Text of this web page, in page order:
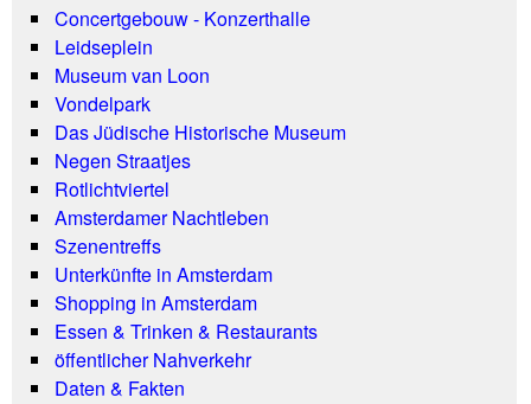
Concertgebouw - Konzerthalle
Leidseplein
Museum van Loon
Vondelpark
Das Jüdische Historische Museum
Negen Straatjes
Rotlichtviertel
Amsterdamer Nachtleben
Szenentreffs
Unterkünfte in Amsterdam
Shopping in Amsterdam
Essen & Trinken & Restaurants
öffentlicher Nahverkehr
Daten & Fakten